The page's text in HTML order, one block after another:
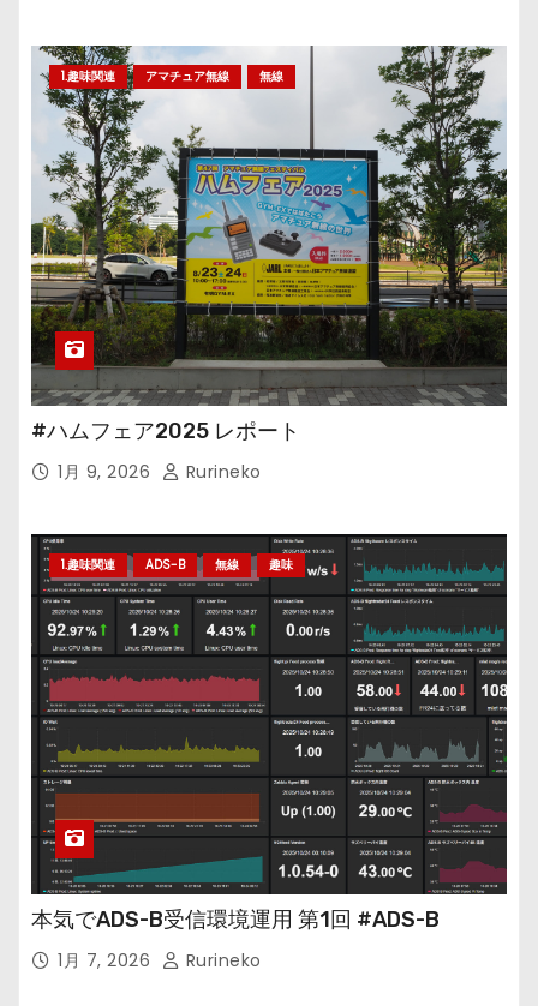
1.趣味関連 アマチュア無線 無線
#ハムフェア2025 レポート
1月 9, 2026 Rurineko
1.趣味関連 ADS-B 無線 趣味
本気でADS-B受信環境運用 第1回 #ADS-B
1月 7, 2026 Rurineko